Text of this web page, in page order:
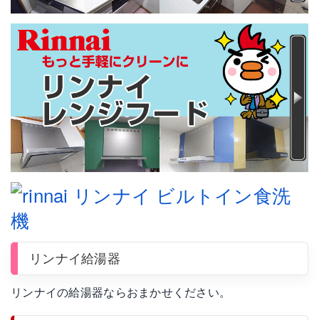
リンナイ給湯器
リンナイの給湯器ならおまかせください。